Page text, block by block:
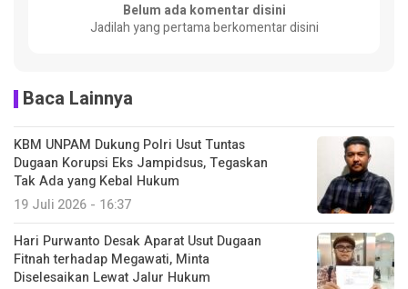
Belum ada komentar disini
Jadilah yang pertama berkomentar disini
Baca Lainnya
KBM UNPAM Dukung Polri Usut Tuntas
Dugaan Korupsi Eks Jampidsus, Tegaskan
Tak Ada yang Kebal Hukum
19 Juli 2026 - 16:37
Hari Purwanto Desak Aparat Usut Dugaan
Fitnah terhadap Megawati, Minta
Diselesaikan Lewat Jalur Hukum